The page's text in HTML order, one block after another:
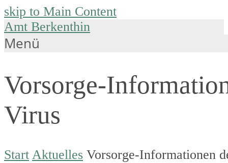
skip to Main Content
Amt Berkenthin
Menü
Vorsorge-
Virus
Start Aktuelles Vorsorge-Informationen